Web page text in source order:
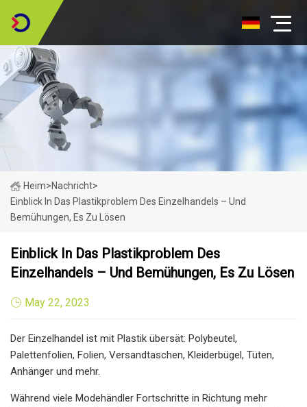
Heim>Nachricht>
Einblick In Das Plastikproblem Des Einzelhandels – Und
Bemühungen, Es Zu Lösen
Einblick In Das Plastikproblem Des
Einzelhandels – Und Bemühungen, Es Zu Lösen
May 22, 2023
Der Einzelhandel ist mit Plastik übersät: Polybeutel,
Palettenfolien, Folien, Versandtaschen, Kleiderbügel, Tüten,
Anhänger und mehr.
Während viele Modehändler Fortschritte in Richtung mehr